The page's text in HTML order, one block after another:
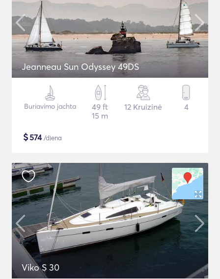
Jeanneau Sun Odyssey 49DS
Buriavimo jachta
49 ft
15 m
12 Kruizinė 4
$574/diena
Viko S 30